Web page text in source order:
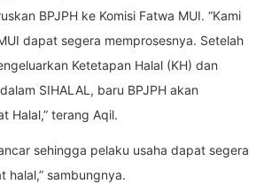
BPJPH ke Komisi Fatwa MUI. “Kami
dapat segera memprosesnya. Setelah
Ketetapan Halal (KH) dan
SIHALAL, baru BPJPH akan
Halal,” terang Aqil.
sehingga pelaku usaha dapat segera
halal,” sambungnya.